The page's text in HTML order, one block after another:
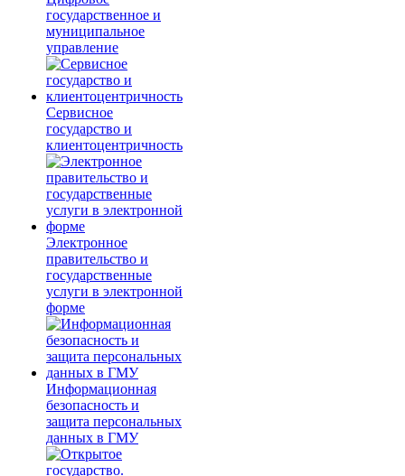
государственное и
муниципальное
управление
Сервисное
государство и
клиентоцентричность
Электронное
правительство и
государственные
услуги в электронной
форме
Информационная
безопасность и
защита персональных
данных в ГМУ